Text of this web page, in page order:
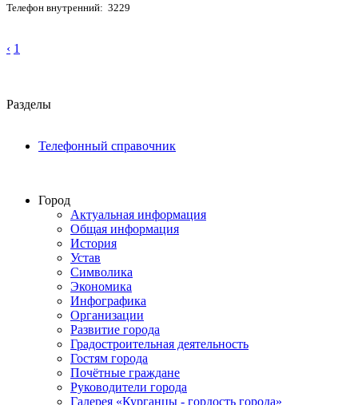
Телефон внутренний: 3229
‹ 1
Разделы
Телефонный справочник
Город
Актуальная информация
Общая информация
История
Устав
Символика
Экономика
Инфографика
Организации
Развитие города
Градостроительная деятельность
Гостям города
Почётные граждане
Руководители города
Галерея «Курганцы - гордость города»